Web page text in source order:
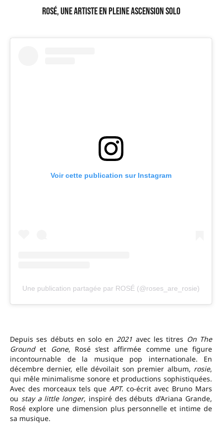
Rosé, une artiste en pleine ascension solo
Voir cette publication sur Instagram
Une publication partagée par ROSÉ (@roses_are_rosie)
Depuis ses débuts en solo en2021 avec les titres On The
Groundet Gone, Rosé s’est affirmée comme une figure
incontournable de la musique pop internationale. En
décembre dernier, elle dévoilait son premier album, rosie,
qui mêle minimalisme sonore et productions sophistiquées.
Avec des morceaux tels que APT. co-écrit avec Bruno Mars
ou stay a little longer, inspiré des débuts d’Ariana Grande,
Rosé explore une dimension plus personnelle et intime de
sa musique.